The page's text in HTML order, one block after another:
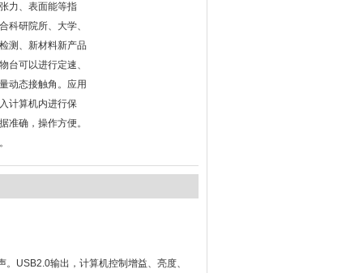
力、表面能等指
科研院所、大学、
测、新材料新产品
台可以进行定速、
动态接触角。应用
计算机内进行保
准确，操作方便。
USB2.0输出，计算机控制增益、亮度、